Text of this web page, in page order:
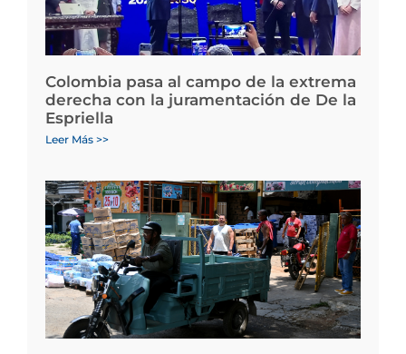
Colombia pasa al campo de la extrema
derecha con la juramentación de De la
Espriella
Leer Más >>